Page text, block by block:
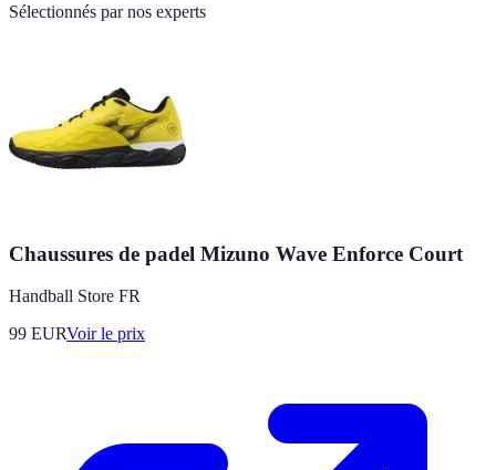
Sélectionnés par nos experts
Chaussures de padel Mizuno Wave Enforce Court
Handball Store FR
99 EURVoir le prix